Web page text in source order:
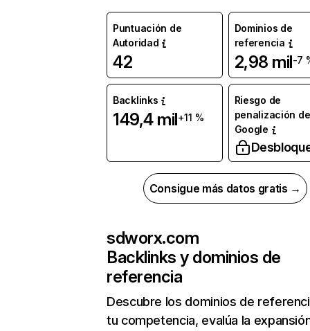
Puntuación de
Autoridad
42
Dominios de
referencia
2,98 mil-7
Backlinks
149,4 mil+11 %
Riesgo de
penalización de
Google
Consigue más datos gratis →
sdworx.com
Backlinks y dominios de
referencia
Descubre los dominios de
tu competencia, evalúa la